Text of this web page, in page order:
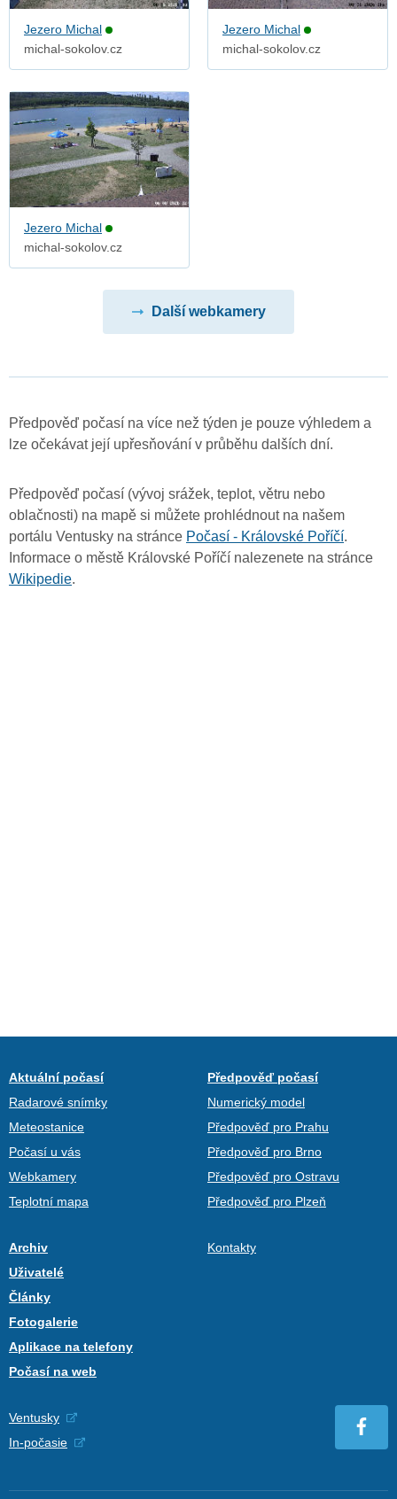
Jezero Michal
michal-sokolov.cz
Jezero Michal
michal-sokolov.cz
Jezero Michal
michal-sokolov.cz
Další webkamery
Předpověď počasí na více než týden je pouze výhledem a
lze očekávat její upřesňování v průběhu dalších dní.
Předpověď počasí (vývoj srážek, teplot, větru nebo
oblačnosti) na mapě si můžete prohlédnout na našem
portálu Ventusky na stránce Počasí - Královské Poříčí.
Informace o městě Královské Poříčí nalezenete na stránce
Wikipedie.
Aktuální počasí
Radarové snímky
Meteostanice
Počasí u vás
Webkamery
Teplotní mapa
Předpověď počasí
Numerický model
Předpověď pro Prahu
Předpověď pro Brno
Předpověď pro Ostravu
Předpověď pro Plzeň
Archiv
Uživatelé
Články
Fotogalerie
Aplikace na telefony
Počasí na web
Kontakty
Ventusky
In-počasie